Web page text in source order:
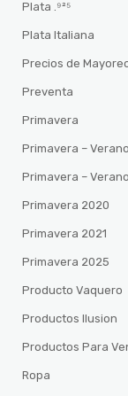
Plata .⁹²⁵
Plata Italiana
Precios de
Preventa
Primavera
Primavera –
Primavera –
Primavera 2020
Primavera 2021
Primavera 2025
Producto Vaquero
Productos Ilusion
Productos Para
Ropa